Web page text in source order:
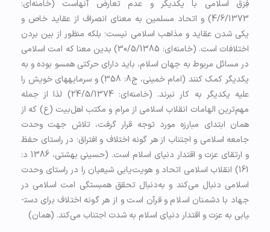
فِرَق اسلامی با یکديگر و عدم تعارض آنهاست (خامنه‌ای:
4/6/1373) و اتحاد مسلمین به معنای انصراف از عقاید خاص و
یكى شدن عقاید و مذاهب اسلامى نیست؛ بلکه منظور از بین بردن
اختلافات است. (خامنه‌ای: 30/5/1385) بدین معنا كه امت اسلامی
در مسائل مربوط به جهان اسلام، باید دارای حركتی همسو بوده و به
يكديگر كمك کنند (امام خمینی، ج8: 358) و سرمايه‏هاى خویش را
عليه يكديگر به كار نبرند. (خامنه‌ای: 24/5/1374) لذا از جمله
مهم‌ترین الهامات انقلاب اسلامی از مرام و مکتب اهل‌بیت (ع) که از
همان ابتدای مبارزه مورد توجه قرار گرفت، تلاش جهت وحدت
جامعه اسلامی و اجتناب از هر گونه اختلاف و افتراق؛ در راستای حفظ
و ارتقای عزت و اقتدار دنیای اسلام است. (حسینی بهشتی، 1386 د:
161) انقلاب اسلامی اتحاد و هویت‌یابی شیعیان را در راستای وحدت
اسلامی دنبال می‌کند و به‌دنبال تحقق همبستگی امت اسلامی در
جهاد با دشمنان اسلام و قرآن است و از هر گونه اختلاف برای دست­
یابی به عزت و اقتدار دنیای اسلام به شدت اجتناب می‌کند. (همان)